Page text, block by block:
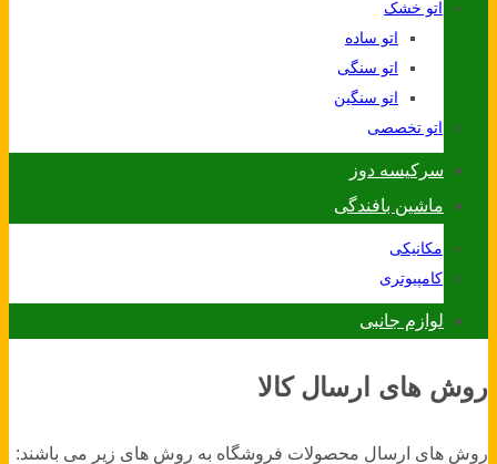
اتو خشک
اتو ساده
اتو سنگی
اتو سنگین
اتو تخصصی
سرکیسه دوز
ماشین بافندگی
مکانیکی
کامپیوتری
لوازم جانبی
روش های ارسال کالا
روش های ارسال محصولات فروشگاه به روش های زیر می باشند: